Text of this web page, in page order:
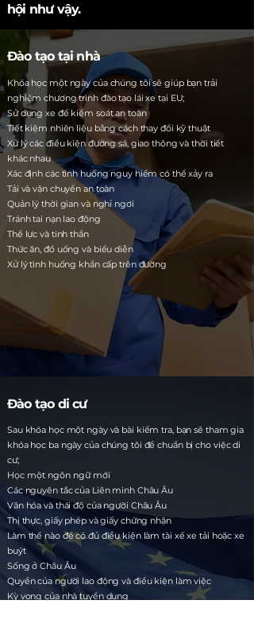
hội như vậy.
Đào tạo tại nhà
Khóa học một ngày của chúng tôi sẽ giúp bạn trải
nghiệm chương trình đào tạo lái xe tại EU;
Sử dụng xe để kiểm soát an toàn
Tiết kiệm nhiên liệu bằng cách thay đổi kỹ thuật
Xử lý các điều kiện đường sá, giao thông và thời tiết
khác nhau
Xác định các tình huống nguy hiểm có thể xảy ra
Tải và vận chuyển an toàn
Quản lý thời gian và nghỉ ngơi
Tránh tai nạn lao động
Thể lực và tinh thần
Thức ăn, đồ uống và biểu diễn
Xử lý tình huống khẩn cấp trên đường
Đào tạo di cư
Sau khóa học một ngày và bài kiểm tra, bạn sẽ tham gia
khóa học ba ngày của chúng tôi để chuẩn bị cho việc di
cư;
Học một ngôn ngữ mới
Các nguyên tắc của Liên minh Châu Âu
Văn hóa và thái độ của người Châu Âu
Thị thực, giấy phép và giấy chứng nhận
Làm thế nào để có đủ điều kiện làm tài xế xe tải hoặc xe
buýt
Sống ở Châu Âu
Quyền của người lao động và điều kiện làm việc
Kỳ vọng của nhà tuyển dụng